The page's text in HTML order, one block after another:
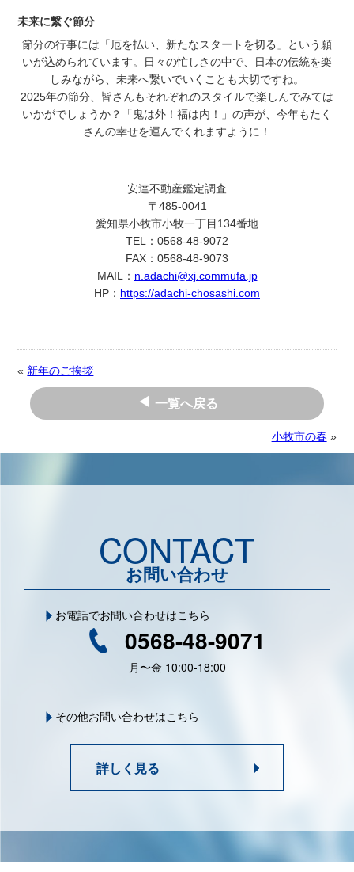
未来に繋ぐ節分
節分の行事には「厄を払い、新たなスタートを切る」という願
いが込められています。日々の忙しさの中で、日本の伝統を楽
しみながら、未来へ繋いでいくことも大切ですね。
2025年の節分、皆さんもそれぞれのスタイルで楽しんでみては
いかがでしょうか？「鬼は外！福は内！」の声が、今年もたく
さんの幸せを運んでくれますように！
安達不動産鑑定調査
〒485-0041
愛知県小牧市小牧一丁目134番地
TEL：0568-48-9072
FAX：0568-48-9073
MAIL： n.adachi@xj.commufa.jp
HP： https://adachi-chosashi.com
« 新年のご挨拶
一覧へ戻る
小牧市の春 »
CONTACT
お問い合わせ
お電話でお問い合わせはこちら
0568-48-9071
月〜金 10:00-18:00
その他お問い合わせはこちら
詳しく見る